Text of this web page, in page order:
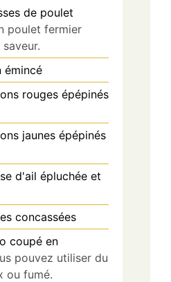
de poulet
poulet fermier
émincé
rouges épépinés
jaunes épépinés
d'ail épluchée et
concassées
coupé en
pouvez utiliser du
ou fumé.